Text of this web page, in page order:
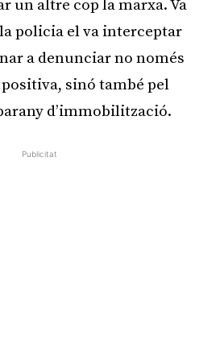
un altre cop la marxa. Va
policia el va interceptar
a denunciar no només
sinó també pel
d’immobilització.
Publicitat